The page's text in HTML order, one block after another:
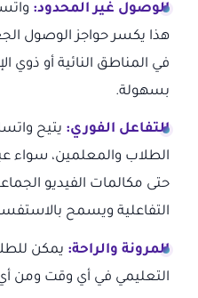
الوصول غير المحدود:
هذا يكسر حواجز الوصول
في المناطق النائية أو ذوي
بسهولة.
التفاعل الفوري: يتيح
الطلاب والمعلمين، سواء
حتى مكالمات الفيديو
التفاعلية ويسمح
المرونة والراحة: يمكن
التعليمي في أي وقت ومن